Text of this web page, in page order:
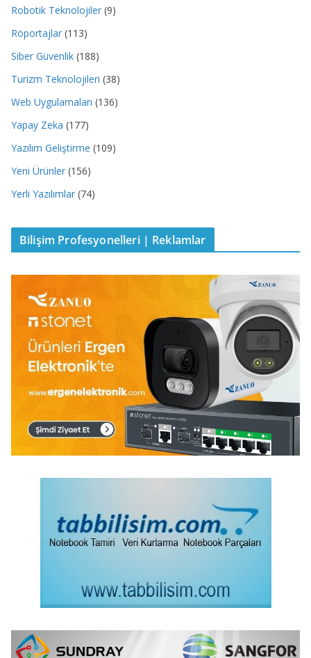
Robotik Teknolojiler (9)
Röportajlar (113)
Siber Güvenlik (188)
Turizm Teknolojileri (38)
Web Uygulamaları (136)
Yapay Zeka (177)
Yazılım Geliştirme (109)
Yeni Ürünler (156)
Yerli Yazılımlar (74)
Bilişim Profesyonelleri | Reklamlar